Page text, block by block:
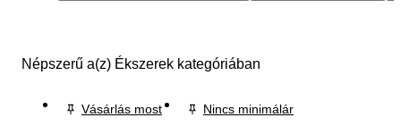
Népszerű a(z) Ékszerek kategóriában
Vásárlás most
Nincs minimálár